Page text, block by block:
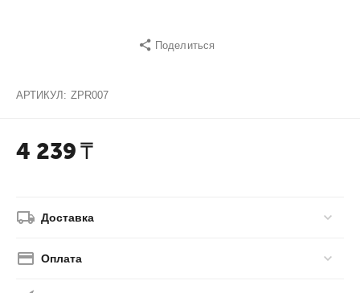
Поделиться
АРТИКУЛ: ZPR007
4 239₸
Доставка
Оплата